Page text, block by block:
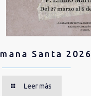
Santa 2026
Leer más